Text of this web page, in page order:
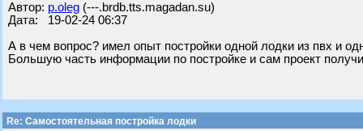
Автор: p.oleg (---.brdb.tts.magadan.su)
Дата: 19-02-24 06:37
А в чем вопрос? имел опыт постройки одной лодки из пвх и
Большую часть информации по постройке и сам проект
Re: Самостоятельная постройка лодки